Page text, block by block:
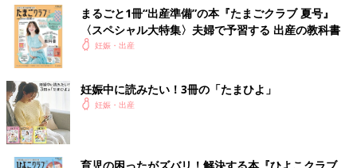
まるごと1冊“出産準備”の本『たまごクラブ 夏号』
〈スペシャル大特集〉夫婦で予習する 出産の教科書
妊娠・出産
妊娠中に読みたい！3冊の「たまひよ」
妊娠・出産